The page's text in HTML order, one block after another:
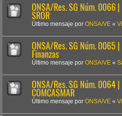
ONSA/Res. SG Núm. 0066
SROR
Último mensaje por ONSA/VE «
ONSA/Res. SG Núm. 0065
Finanzas
Último mensaje por ONSA/VE «
ONSA/Res. SG Núm. 0064
COMCASMAR
Último mensaje por ONSA/VE «